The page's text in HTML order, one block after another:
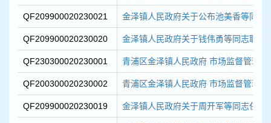
QF209900020230021 金泽镇人民政府关于公布池美香等同志
QF209900020230020 金泽镇人民政府关于钱伟勇等同志职务
QF230300020230001 青浦区金泽镇人民政府 市场监督管理
QF200300020230002 青浦区金泽镇人民政府 市场监督管理
QF209900020230019 金泽镇人民政府关于周开军等同志任职